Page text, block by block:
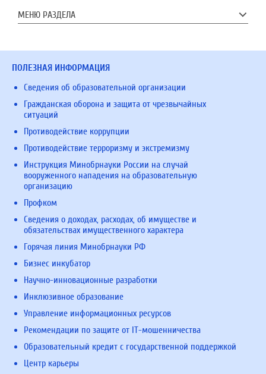
МЕНЮ РАЗДЕЛА
ПОЛЕЗНАЯ ИНФОРМАЦИЯ
Сведения об образовательной организации
Гражданская оборона и защита от чрезвычайных
ситуаций
Противодействие коррупции
Противодействие терроризму и экстремизму
Инструкция Минобрнауки России на случай
вооруженного нападения на образовательную
организацию
Профком
Сведения о доходах, расходах, об имуществе и
обязательствах имущественного характера
Горячая линия Минобрнауки РФ
Бизнес инкубатор
Научно-инновационные разработки
Инклюзивное образование
Управление информационных ресурсов
Рекомендации по защите от IT-мошенничества
Образовательный кредит с государственной поддержкой
Центр карьеры